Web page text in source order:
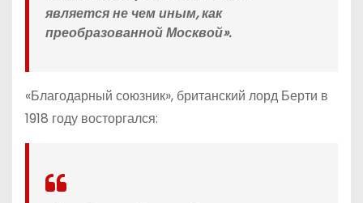
является не чем иным, как
преобразованной Москвой».
«Благодарный союзник», британский лорд Берти в
1918 году восторгался: